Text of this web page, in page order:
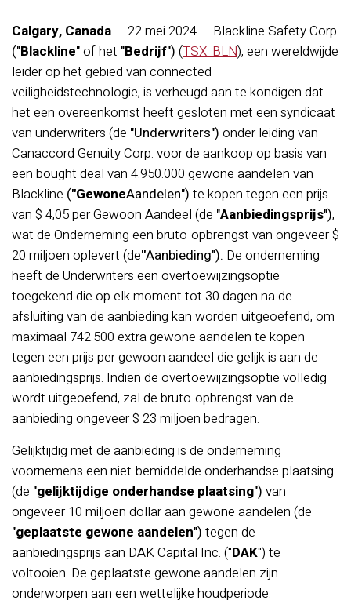
Calgary, Canada— 22 mei 2024 — Blackline Safety Corp.
("Blackline"of het "Bedrijf") (TSX: BLN), een wereldwijde
leider op het gebied van connected
veiligheidstechnologie, is verheugd aan te kondigen dat
het een overeenkomst heeft gesloten met een syndicaat
van underwriters (de "Underwriters") onder leiding van
Canaccord Genuity Corp. voor de aankoop op basis van
een bought deal van 4.950.000 gewone aandelen van
Blackline ("GewoneAandelen") te kopen tegen een prijs
van $ 4,05 per Gewoon Aandeel (de "Aanbiedingsprijs"),
wat de Onderneming een bruto-opbrengst van ongeveer $
20 miljoen oplevert (de"Aanbieding"). De onderneming
heeft de Underwriters een overtoewijzingsoptie
toegekend die op elk moment tot 30 dagen na de
afsluiting van de aanbieding kan worden uitgeoefend, om
maximaal 742.500 extra gewone aandelen te kopen
tegen een prijs per gewoon aandeel die gelijk is aan de
aanbiedingsprijs. Indien de overtoewijzingsoptie volledig
wordt uitgeoefend, zal de bruto-opbrengst van de
aanbieding ongeveer $ 23 miljoen bedragen.
Gelijktijdig met de aanbieding is de onderneming
voornemens een niet-bemiddelde onderhandse plaatsing
(de "gelijktijdige onderhandse plaatsing") van
ongeveer 10 miljoen dollar aan gewone aandelen (de
"geplaatste gewone aandelen") tegen de
aanbiedingsprijs aan DAK Capital Inc. ("DAK") te
voltooien. De geplaatste gewone aandelen zijn
onderworpen aan een wettelijke houdperiode.